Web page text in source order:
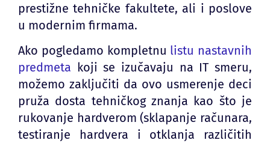
prestižne tehničke fakultete, ali i poslove
u modernim firmama.
Ako pogledamo kompletnu listu nastavnih
predmeta koji se izučavaju na IT smeru,
možemo zaključiti da ovo usmerenje deci
pruža dosta tehničkog znanja kao što je
rukovanje hardverom (sklapanje računara,
testiranje hardvera i otklanja različitih